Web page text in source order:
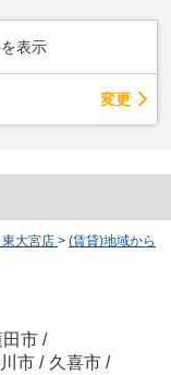
表示
変更
大宮店 > (賃貸)地域から
田市 /
市 / 久喜市 /